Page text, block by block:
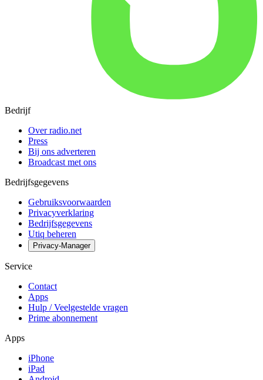
Bedrijf
Over radio.net
Press
Bij ons adverteren
Broadcast met ons
Bedrijfsgegevens
Gebruiksvoorwaarden
Privacyverklaring
Bedrijfsgegevens
Utiq beheren
Privacy-Manager
Service
Contact
Apps
Hulp / Veelgestelde vragen
Prime abonnement
Apps
iPhone
iPad